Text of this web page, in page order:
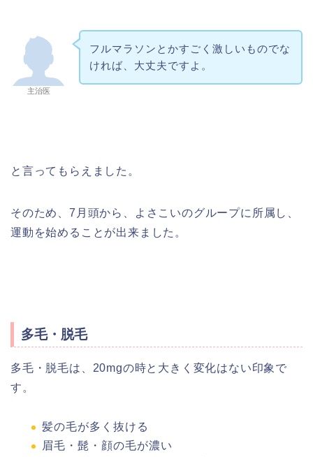
主治医
フルマラソンとかすごく激しいものでな
ければ、大丈夫ですよ。
と言ってもらえました。
そのため、7月頭から、よさこいのグループに所属し、
運動を始めることが出来ました。
多毛・脱毛
多毛・脱毛は、20mgの時と大きく変化はない印象で
す。
髪の毛が多く抜ける
眉毛・髭・顔の毛が濃い